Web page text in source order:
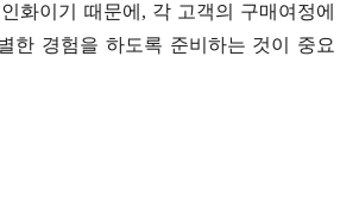
화이기 때문에, 각 고객의 구매여정에
한 경험을 하도록 준비하는 것이 중요